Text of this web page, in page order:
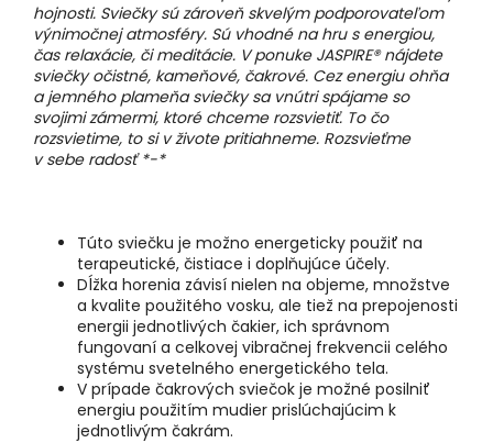
hojnosti. Sviečky sú zároveň skvelým podporovateľom
výnimočnej atmosféry. Sú vhodné na hru s energiou,
čas relaxácie, či meditácie. V ponuke JASPIRE® nájdete
sviečky očistné, kameňové, čakrové. Cez energiu ohňa
a jemného plameňa sviečky sa vnútri spájame so
svojimi zámermi, ktoré chceme rozsvietiť. To čo
rozsvietime, to si v živote pritiahneme. Rozsvieťme
v sebe radosť *-*
Túto sviečku je možno energeticky použiť na
terapeutické, čistiace i doplňujúce účely.
Dĺžka horenia závisí nielen na objeme, množstve
a kvalite použitého vosku, ale tiež na prepojenosti
energii jednotlivých čakier, ich správnom
fungovaní a celkovej vibračnej frekvencii celého
systému svetelného energetického tela.
V prípade čakrových sviečok je možné posilniť
energiu použitím mudier prislúchajúcim k
jednotlivým čakrám.